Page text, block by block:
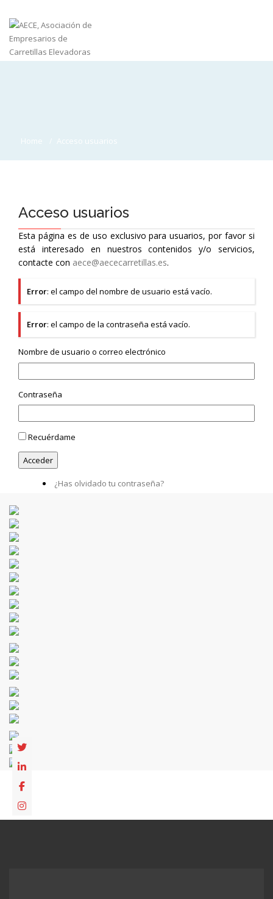
Home Acceso usuarios
Acceso usuarios
Esta página es de uso exclusivo para usuarios, por favor si
está interesado en nuestros contenidos y/o servicios,
contacte con aece@aececarretillas.es.
Error: el campo del nombre de usuario está vacío.
Error: el campo de la contraseña está vacío.
Nombre de usuario o correo electrónico
Contraseña
Recuérdame
¿Has olvidado tu contraseña?